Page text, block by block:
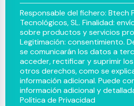
Responsable del fichero: Btech
Tecnológicos, SL. Finalidad:
sobre productos y servicios
Legitimación: consentimiento.
se comunicarán los datos a
acceder, rectificar y suprimir
otros derechos, como se
información adicional. Puede
información adicional y
Política de Privacidad